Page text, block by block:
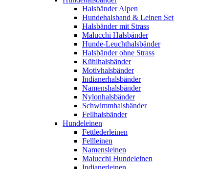
Halsbänder Alpen
Hundehalsband & Leinen Set
Halsbänder mit Strass
Malucchi Halsbänder
Hunde-Leuchthalsbänder
Halsbänder ohne Strass
Kühlhalsbänder
Motivhalsbänder
Indianerhalsbänder
Namenshalsbänder
Nylonhalsbänder
Schwimmhalsbänder
Fellhalsbänder
Hundeleinen
Fettlederleinen
Fellleinen
Namensleinen
Malucchi Hundeleinen
Indianerleinen